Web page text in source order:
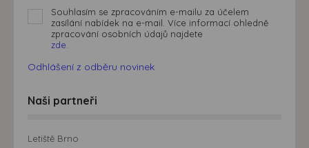
Souhlasím se zpracováním e-mailu za účelem
zasílání nabídek na e-mail. Více informací ohledně
zpracování osobních údajů najdete
zde.
Odhlášení z odběru novinek
Naši partneři
Letiště Brno